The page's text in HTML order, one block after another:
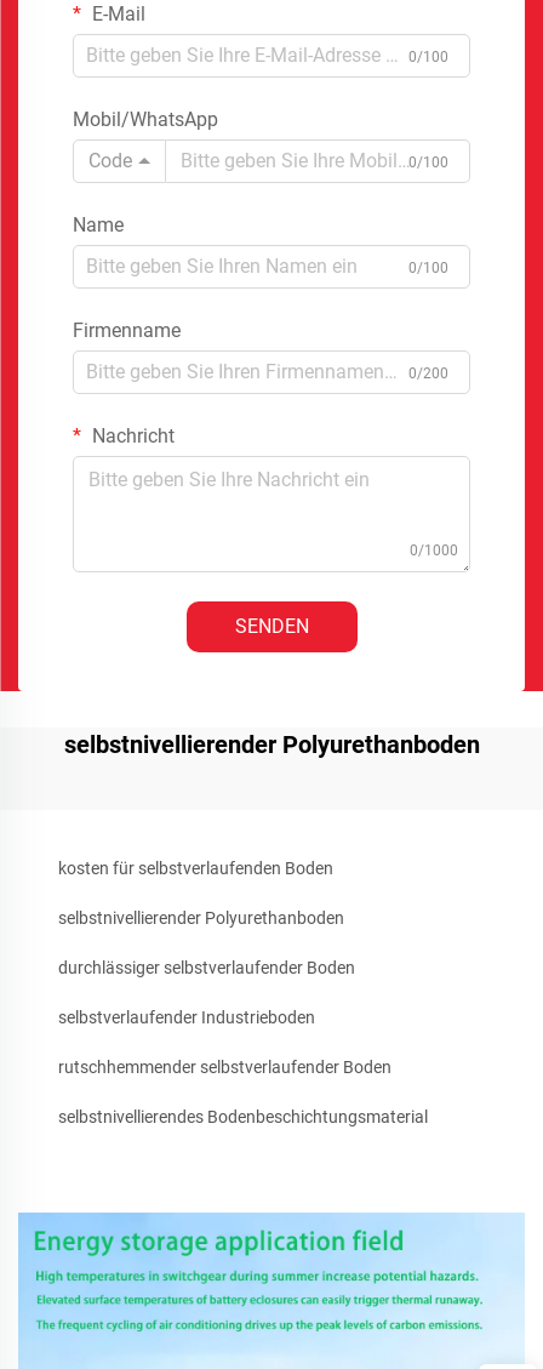
E-Mail
0/100
Mobil/WhatsApp
Code
0/100
Name
0/100
Firmenname
0/200
Nachricht
0/1000
SENDEN
selbstnivellierender Polyurethanboden
kosten für selbstverlaufenden Boden
selbstnivellierender Polyurethanboden
durchlässiger selbstverlaufender Boden
selbstverlaufender Industrieboden
rutschhemmender selbstverlaufender Boden
selbstnivellierendes Bodenbeschichtungsmaterial